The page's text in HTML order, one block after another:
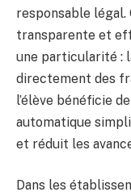
responsable
transparente et
une particularité :
directement des
l’élève bénéficie
automatique
et réduit les
Dans les